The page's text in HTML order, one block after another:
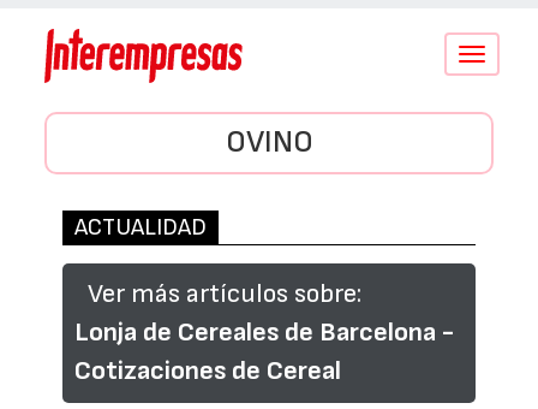
Conmutar
OVINO
ACTUALIDAD
Ver más artículos sobre:
Lonja de Cereales de Barcelona -
Cotizaciones de Cereal